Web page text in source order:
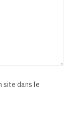
site dans le